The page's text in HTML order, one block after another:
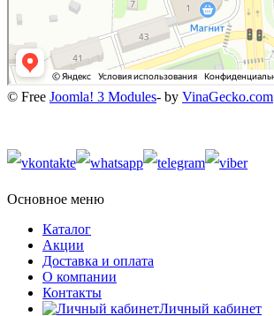
© Free Joomla! 3 Modules- by VinaGecko.com
Основное меню
Каталог
Акции
Доставка и оплата
О компании
Контакты
Личный кабинет